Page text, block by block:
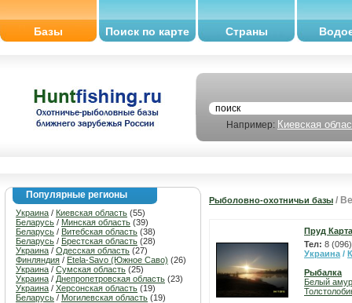
Базы Поиск по карте Страны
Например: Киевская
Популярные регионы
Украина / Киевская область (55)
Беларусь / Минская область (39)
Беларусь / Витебская область (38)
Беларусь / Брестская область (28)
Украина / Одесская область (27)
Финляндия / Etela-Savo (Южное Саво) (26)
Украина / Сумская область (25)
Украина / Днепропетровская область (23)
Украина / Херсонская область (19)
Беларусь / Могилевская область (19)
Рыболовно-охотничьи базы /
Пруд
Тел: 8
Украина /
Рыбалка
Белый амур